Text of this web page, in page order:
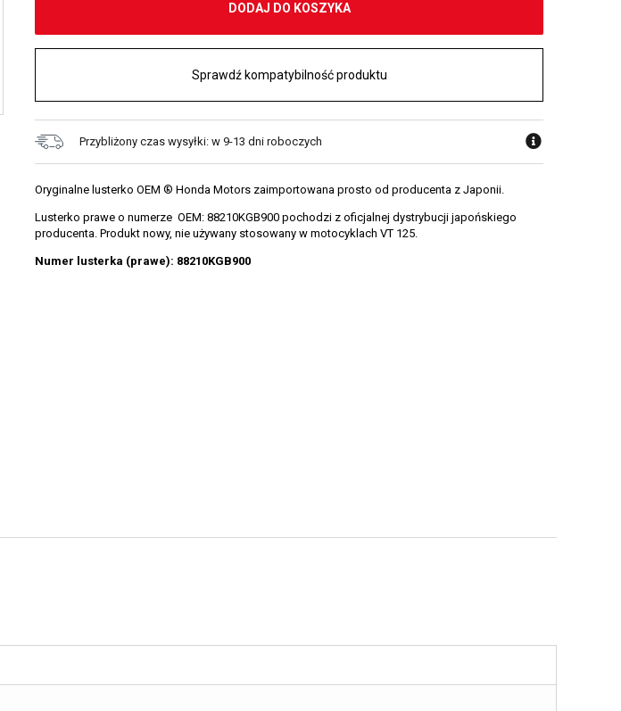
DODAJ DO KOSZYKA
Sprawdź kompatybilność produktu
Przybliżony czas wysyłki: w 9-13 dni roboczych
Oryginalne lusterko OEM ® Honda Motors zaimportowana prosto od producenta z Japonii.
Lusterko prawe o numerze OEM: 88210KGB900 pochodzi z oficjalnej dystrybucji japońskiego
producenta. Produkt nowy, nie używany stosowany w motocyklach VT 125.
Numer lusterka (prawe): 88210KGB900